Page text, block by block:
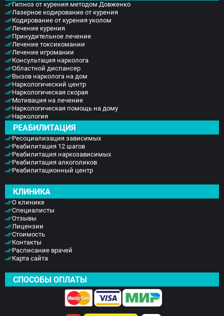
Гипноз от курения методом Довженко
Лазерное кодирование от курения
Кодирование от курения уколом
Лечение курения
Принудительное лечение
Лечение токсикомании
Лечение игромании
Консультация нарколога
Областной диспансер
Вызов нарколога на дом
Наркологический центр
Наркологическая скорая
Мотивация на лечение
Наркологическая помощь на дому
Наркология
РЕАБИЛИТАЦИЯ
Ресоциализация зависимых
Реабилитация 12 шагов
Реабилитация наркозависимых
Реабилитация алкоголиков
Реабилитационный центр
КЛИНИКА
О клинике
Специалисты
Отзывы
Лицензии
Стоимость
Контакты
Расписание врачей
Карта сайта
СПОСОБЫ ОПЛАТЫ